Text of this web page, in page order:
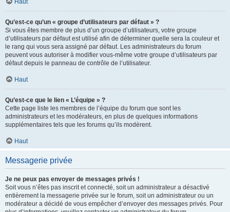
Haut
Qu’est-ce qu’un « groupe d’utilisateurs par défaut » ?
Si vous êtes membre de plus d’un groupe d’utilisateurs, votre groupe
d’utilisateurs par défaut est utilisé afin de déterminer quelle sera la couleur et
le rang qui vous sera assigné par défaut. Les administrateurs du forum
peuvent vous autoriser à modifier vous-même votre groupe d’utilisateurs par
défaut depuis le panneau de contrôle de l’utilisateur.
Haut
Qu’est-ce que le lien « L’équipe » ?
Cette page liste les membres de l’équipe du forum que sont les
administrateurs et les modérateurs, en plus de quelques informations
supplémentaires tels que les forums qu’ils modèrent.
Haut
Messagerie privée
Je ne peux pas envoyer de messages privés !
Soit vous n’êtes pas inscrit et connecté, soit un administrateur a désactivé
entièrement la messagerie privée sur le forum, soit un administrateur ou un
modérateur a décidé de vous empêcher d’envoyer des messages privés. Pour